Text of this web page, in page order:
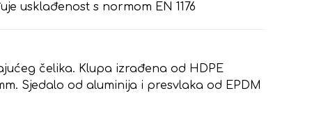
usklađenost s normom EN 1176
čelika. Klupa izrađena od HDPE
Sjedalo od aluminija i presvlaka od EPDM